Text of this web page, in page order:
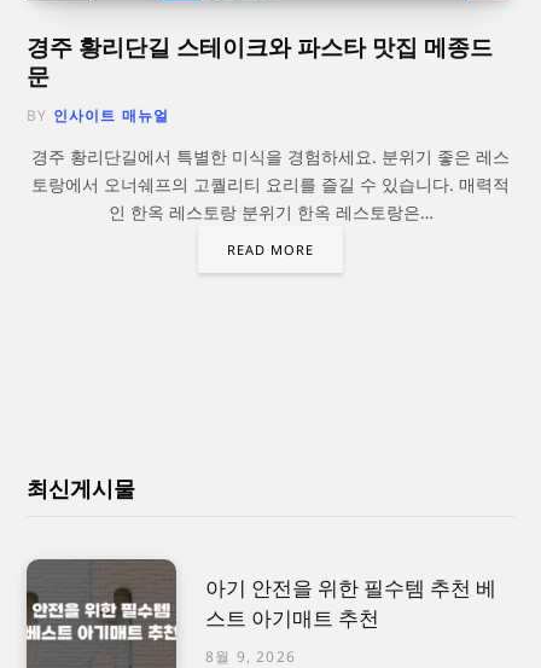
경주 황리단길 스테이크와 파스타 맛집 메종드
문
BY 인사이트 매뉴얼
경주 황리단길에서 특별한 미식을 경험하세요. 분위기 좋은 레스
토랑에서 오너쉐프의 고퀄리티 요리를 즐길 수 있습니다. 매력적
인 한옥 레스토랑 분위기 한옥 레스토랑은…
READ MORE
최신게시물
아기 안전을 위한 필수템 추천 베
스트 아기매트 추천
8월 9, 2026